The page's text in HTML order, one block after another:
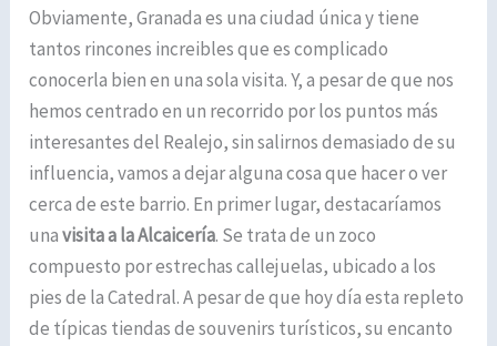
Obviamente, Granada es una ciudad única y tiene
tantos rincones increibles que es complicado
conocerla bien en una sola visita. Y, a pesar de que nos
hemos centrado en un recorrido por los puntos más
interesantes del Realejo, sin salirnos demasiado de su
influencia, vamos a dejar alguna cosa que hacer o ver
cerca de este barrio. En primer lugar, destacaríamos
unavisita a la Alcaicería. Se trata de un zoco
compuesto por estrechas callejuelas, ubicado a los
pies de la Catedral. A pesar de que hoy día esta repleto
de típicas tiendas de souvenirs turísticos, su encanto